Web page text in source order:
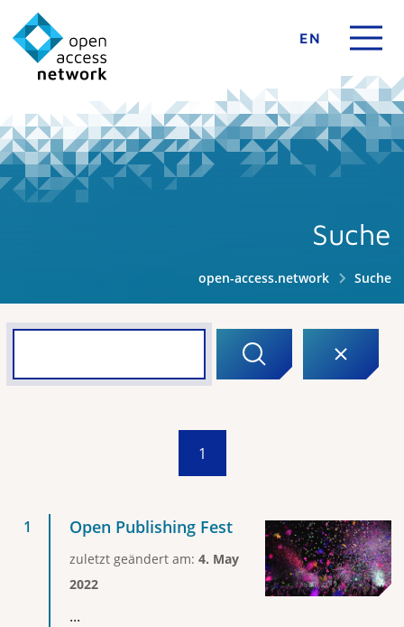
EN
Suche
open-access.network Suche
1
Open Publishing Fest
zuletzt geändert am: 4. May
2022
...